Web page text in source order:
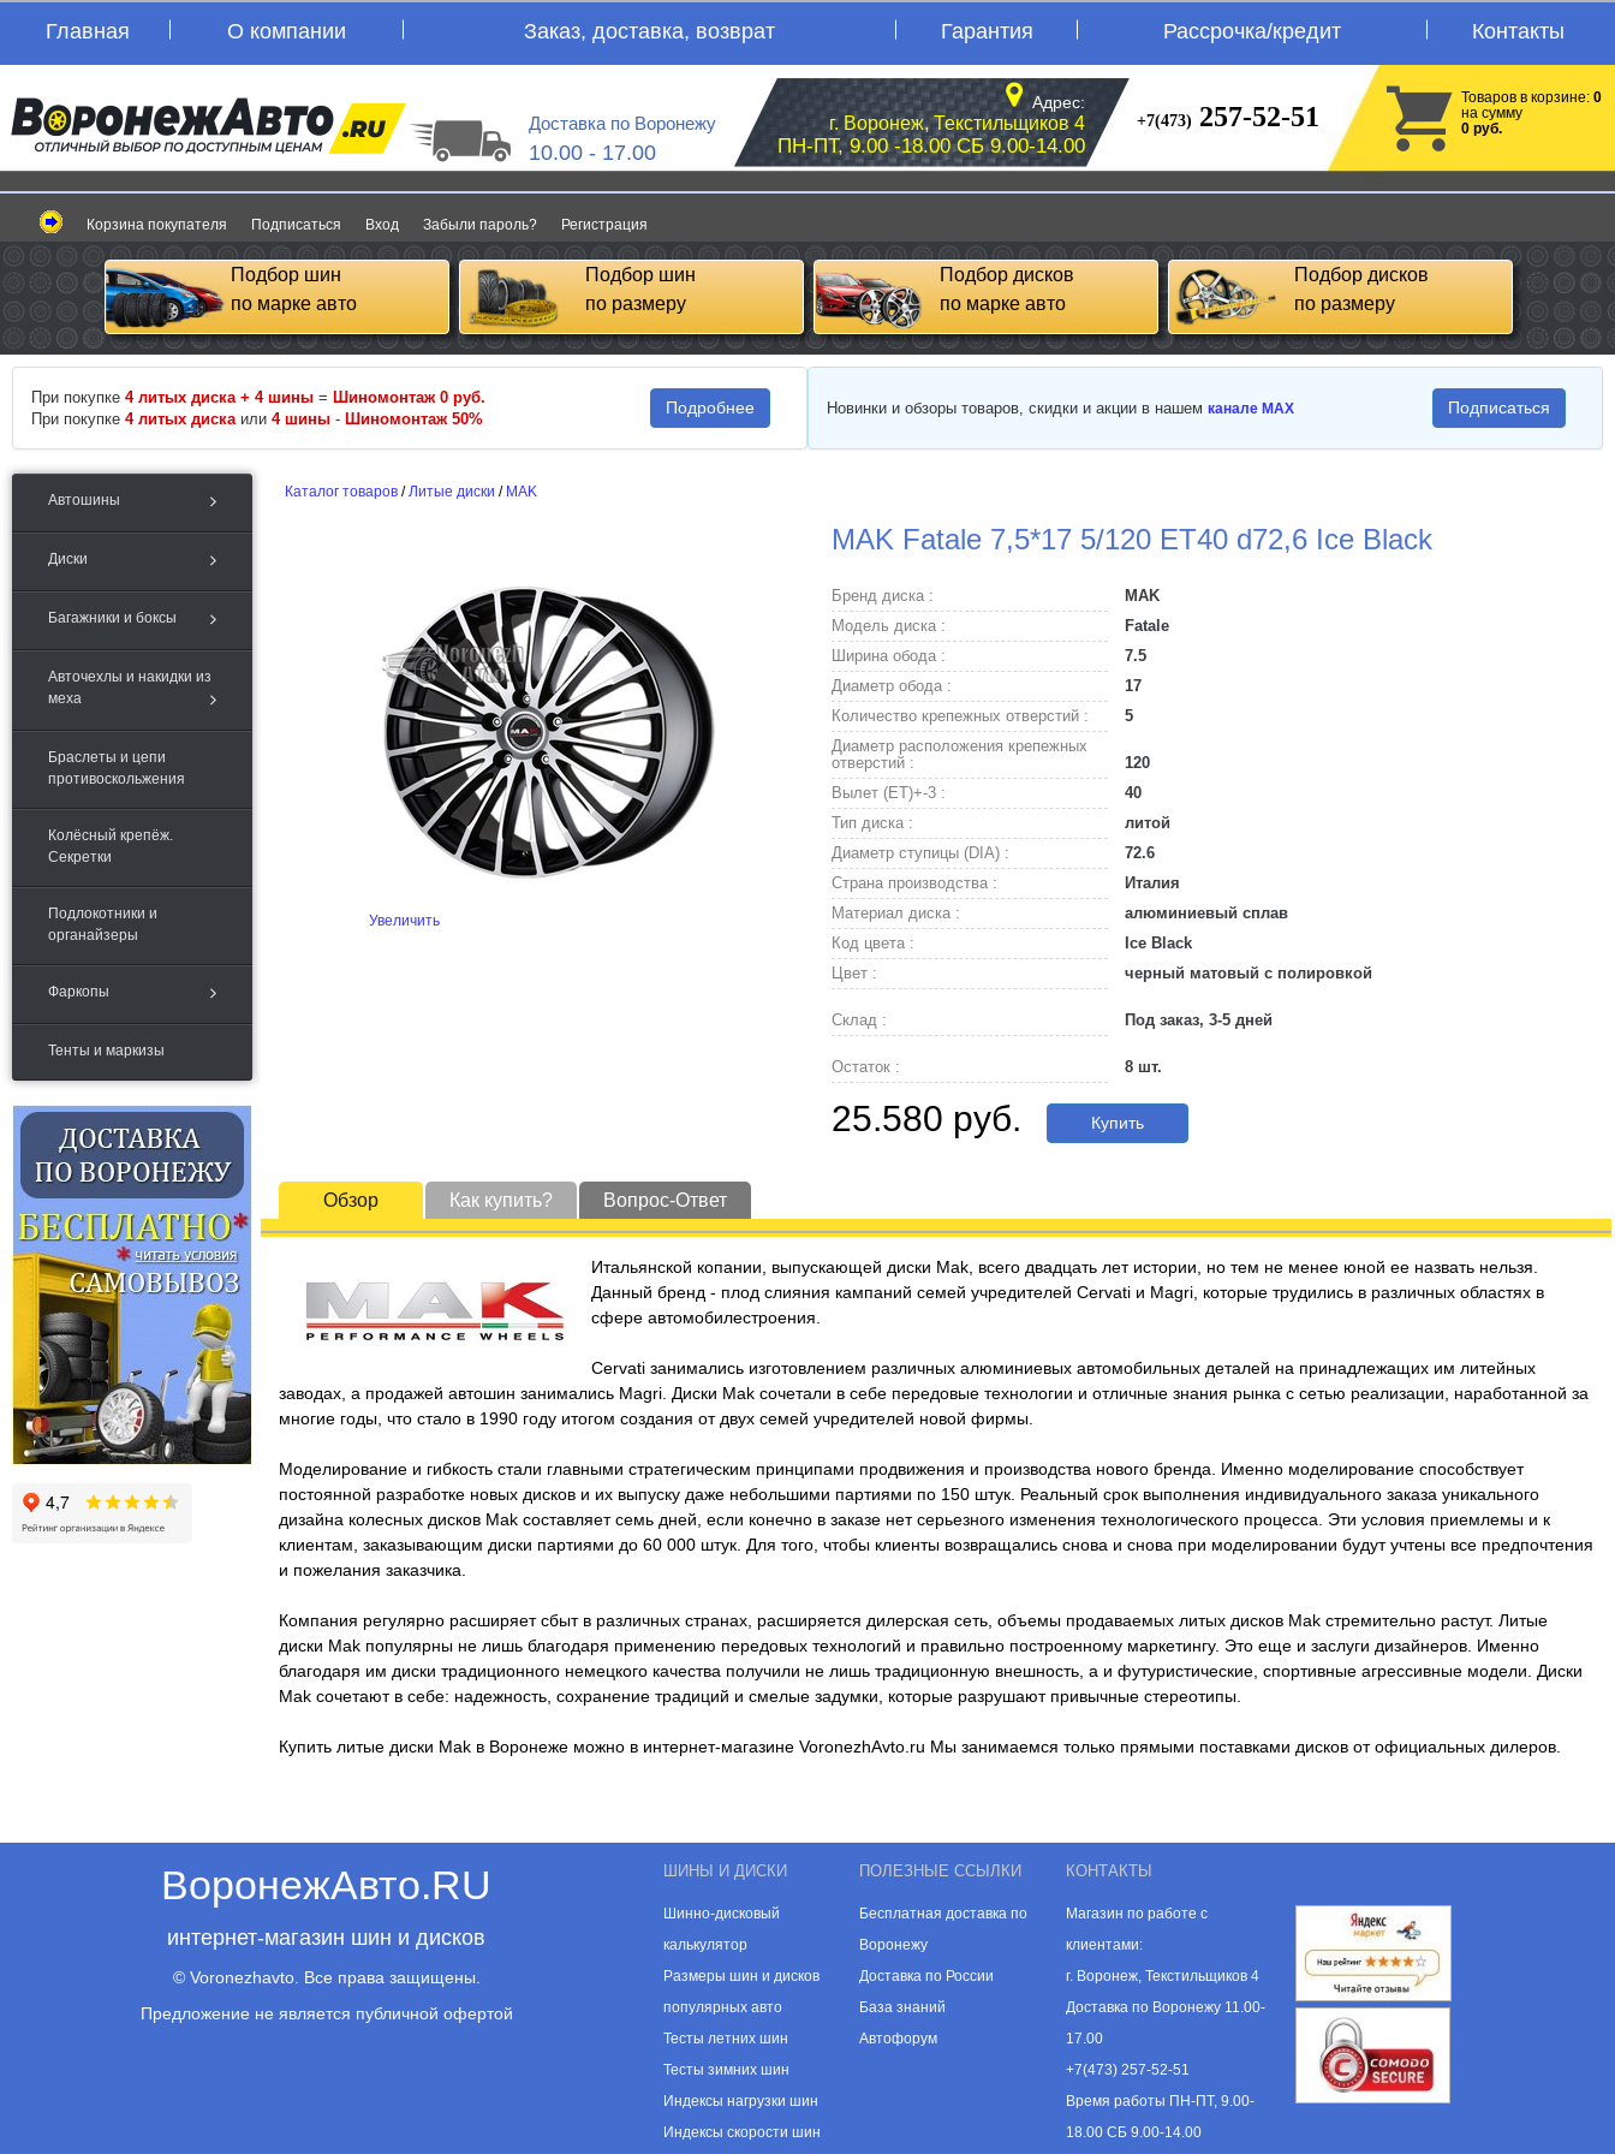
Главная О компании Заказ, доставка, возврат Гарантия Рассрочка/кредит Контакты
Доставка по Воронежу
10.00 - 17.00
Адрес:
г. Воронеж, Текстильщиков 4
ПН-ПТ, 9.00 -18.00 СБ 9.00-14.00
+7(473) 257-52-51
Товаров в корзине: 0
на сумму
0 руб.
Корзина покупателя Подписаться Вход Забыли пароль? Регистрация
Подбор шин
по марке авто
Подбор шин
по размеру
Подбор дисков
по марке авто
Подбор дисков
по размеру
При покупке 4 литых диска + 4 шины = Шиномонтаж 0 руб.
При покупке 4 литых диска или 4 шины - Шиномонтаж 50%
Подробнее Новинки и обзоры товаров, скидки и акции в нашем канале MAX Подписаться
Автошины
Диски
Багажники и боксы
Авточехлы и накидки из
меха
Браслеты и цепи
противоскольжения
Колёсный крепёж.
Секретки
Подлокотники и
органайзеры
Фаркопы
Тенты и маркизы
Каталог товаров /Литые диски / MAK
MAK Fatale 7,5*17 5/120 ET40 d72,6 Ice Black
Увеличить
Бренд диска :
MAK
Модель диска :
Fatale
Ширина обода :
7.5
Диаметр обода :
17
Количество крепежных отверстий :
5
Диаметр расположения крепежных
отверстий :
120
Вылет (ET)+-3 :
40
Тип диска :
литой
Диаметр ступицы (DIA) :
72.6
Страна производства :
Италия
Материал диска :
алюминиевый сплав
Код цвета :
Ice Black
Цвет :
черный матовый с полировкой
Склад : Под заказ, 3-5 дней
Остаток : 8 шт.
25.580 руб. Купить
Обзор Как купить? Вопрос-Ответ
Итальянской копании, выпускающей диски Mak, всего двадцать лет истории, но тем не менее юной ее назвать нельзя.
Данный бренд - плод слияния кампаний семей учредителей Cervati и Magri, которые трудились в различных областях в
сфере автомобилестроения.
Cervati занимались изготовлением различных алюминиевых автомобильных деталей на принадлежащих им литейных
заводах, а продажей автошин занимались Magri. Диски Mak сочетали в себе передовые технологии и отличные знания рынка с сетью реализации, наработанной за
многие годы, что стало в 1990 году итогом создания от двух семей учредителей новой фирмы.
Моделирование и гибкость стали главными стратегическим принципами продвижения и производства нового бренда. Именно моделирование способствует
постоянной разработке новых дисков и их выпуску даже небольшими партиями по 150 штук. Реальный срок выполнения индивидуального заказа уникального
дизайна колесных дисков Mak составляет семь дней, если конечно в заказе нет серьезного изменения технологического процесса. Эти условия приемлемы и к
клиентам, заказывающим диски партиями до 60 000 штук. Для того, чтобы клиенты возвращались снова и снова при моделировании будут учтены все предпочтения
и пожелания заказчика.
Компания регулярно расширяет сбыт в различных странах, расширяется дилерская сеть, объемы продаваемых литых дисков Mak стремительно растут. Литые
диски Mak популярны не лишь благодаря применению передовых технологий и правильно построенному маркетингу. Это еще и заслуги дизайнеров. Именно
благодаря им диски традиционного немецкого качества получили не лишь традиционную внешность, а и футуристические, спортивные агрессивные модели. Диски
Mak сочетают в себе: надежность, сохранение традиций и смелые задумки, которые разрушают привычные стереотипы.
Купить литые диски Mak в Воронеже можно в интернет-магазине VoronezhAvto.ru Мы занимаемся только прямыми поставками дисков от официальных дилеров.
ВоронежАвто.RU
интернет-магазин шин и дисков
© Voronezhavto. Все права защищены.
Предложение не является публичной офертой
ШИНЫ И ДИСКИ
Шинно-дисковый
калькулятор
Размеры шин и дисков
популярных авто
Тесты летних шин
Тесты зимних шин
Индексы нагрузки шин
Индексы скорости шин
ПОЛЕЗНЫЕ ССЫЛКИ
Бесплатная доставка по
Воронежу
Доставка по России
База знаний
Автофорум
КОНТАКТЫ
Магазин по работе с
клиентами:
г. Воронеж, Текстильщиков 4
Доставка по Воронежу 11.00-
17.00
+7(473) 257-52-51
Время работы ПН-ПТ, 9.00-
18.00 СБ 9.00-14.00